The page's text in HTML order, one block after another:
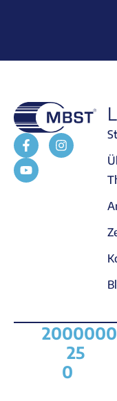
2000000
25
0